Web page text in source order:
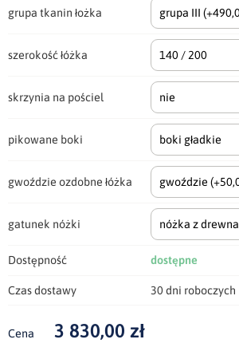
grupa tkanin łożka grupa III
szerokość łóżka 140 / 200
skrzynia na pościel nie
pikowane boki boki gładkie
gwoździe ozdobne łóżka gwoździe
gatunek nóżki nóżka z
Dostępność dostępne
Czas dostawy 30 dni roboczych
Cena 3 830,00 zł